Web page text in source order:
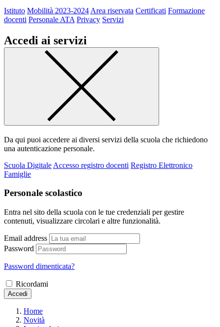
Istituto Mobilità 2023-2024 Area riservata Certificati Formazione
docenti Personale ATA Privacy Servizi
Accedi ai servizi
Da qui puoi accedere ai diversi servizi della scuola che richiedono
una autenticazione personale.
Scuola Digitale Accesso registro docenti Registro Elettronico
Famiglie
Personale scolastico
Entra nel sito della scuola con le tue credenziali per gestire
contenuti, visualizzare circolari e altre funzionalità.
Email address
Password
Password dimenticata?
Ricordami
Accedi
Home
Novità